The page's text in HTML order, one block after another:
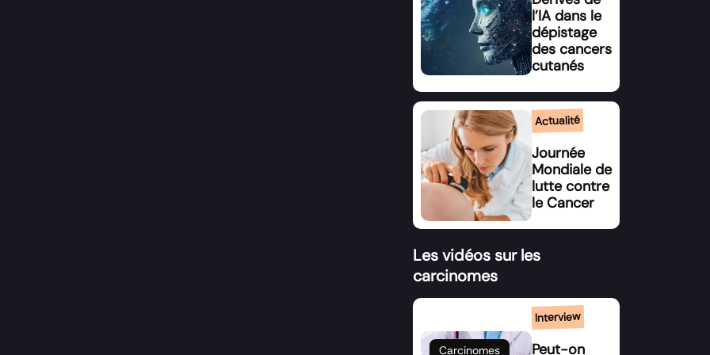
l’IA dans le
dépistage
des cancers
cutanés
Actualité
Journée
Mondiale de
lutte contre
le Cancer
Les vidéos sur les
carcinomes
Carcinomes
Interview
Peut-on